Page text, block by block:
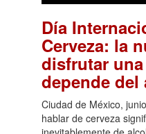
Día
Cerveza: la
disfrutar
depende del
Ciudad de México,
hablar de cerveza